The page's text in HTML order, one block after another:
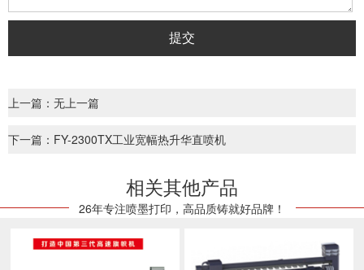
上一篇：无上一篇
下一篇：FY-2300TX工业宽幅热升华直喷机
相关其他产品
26年专注喷墨打印，高品质铸就好品牌！